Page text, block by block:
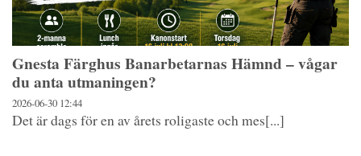
Gnesta Färghus Banarbetarnas Hämnd – vågar
du anta utmaningen?
2026-06-30 12:44
Det är dags för en av årets roligaste och mes[...]